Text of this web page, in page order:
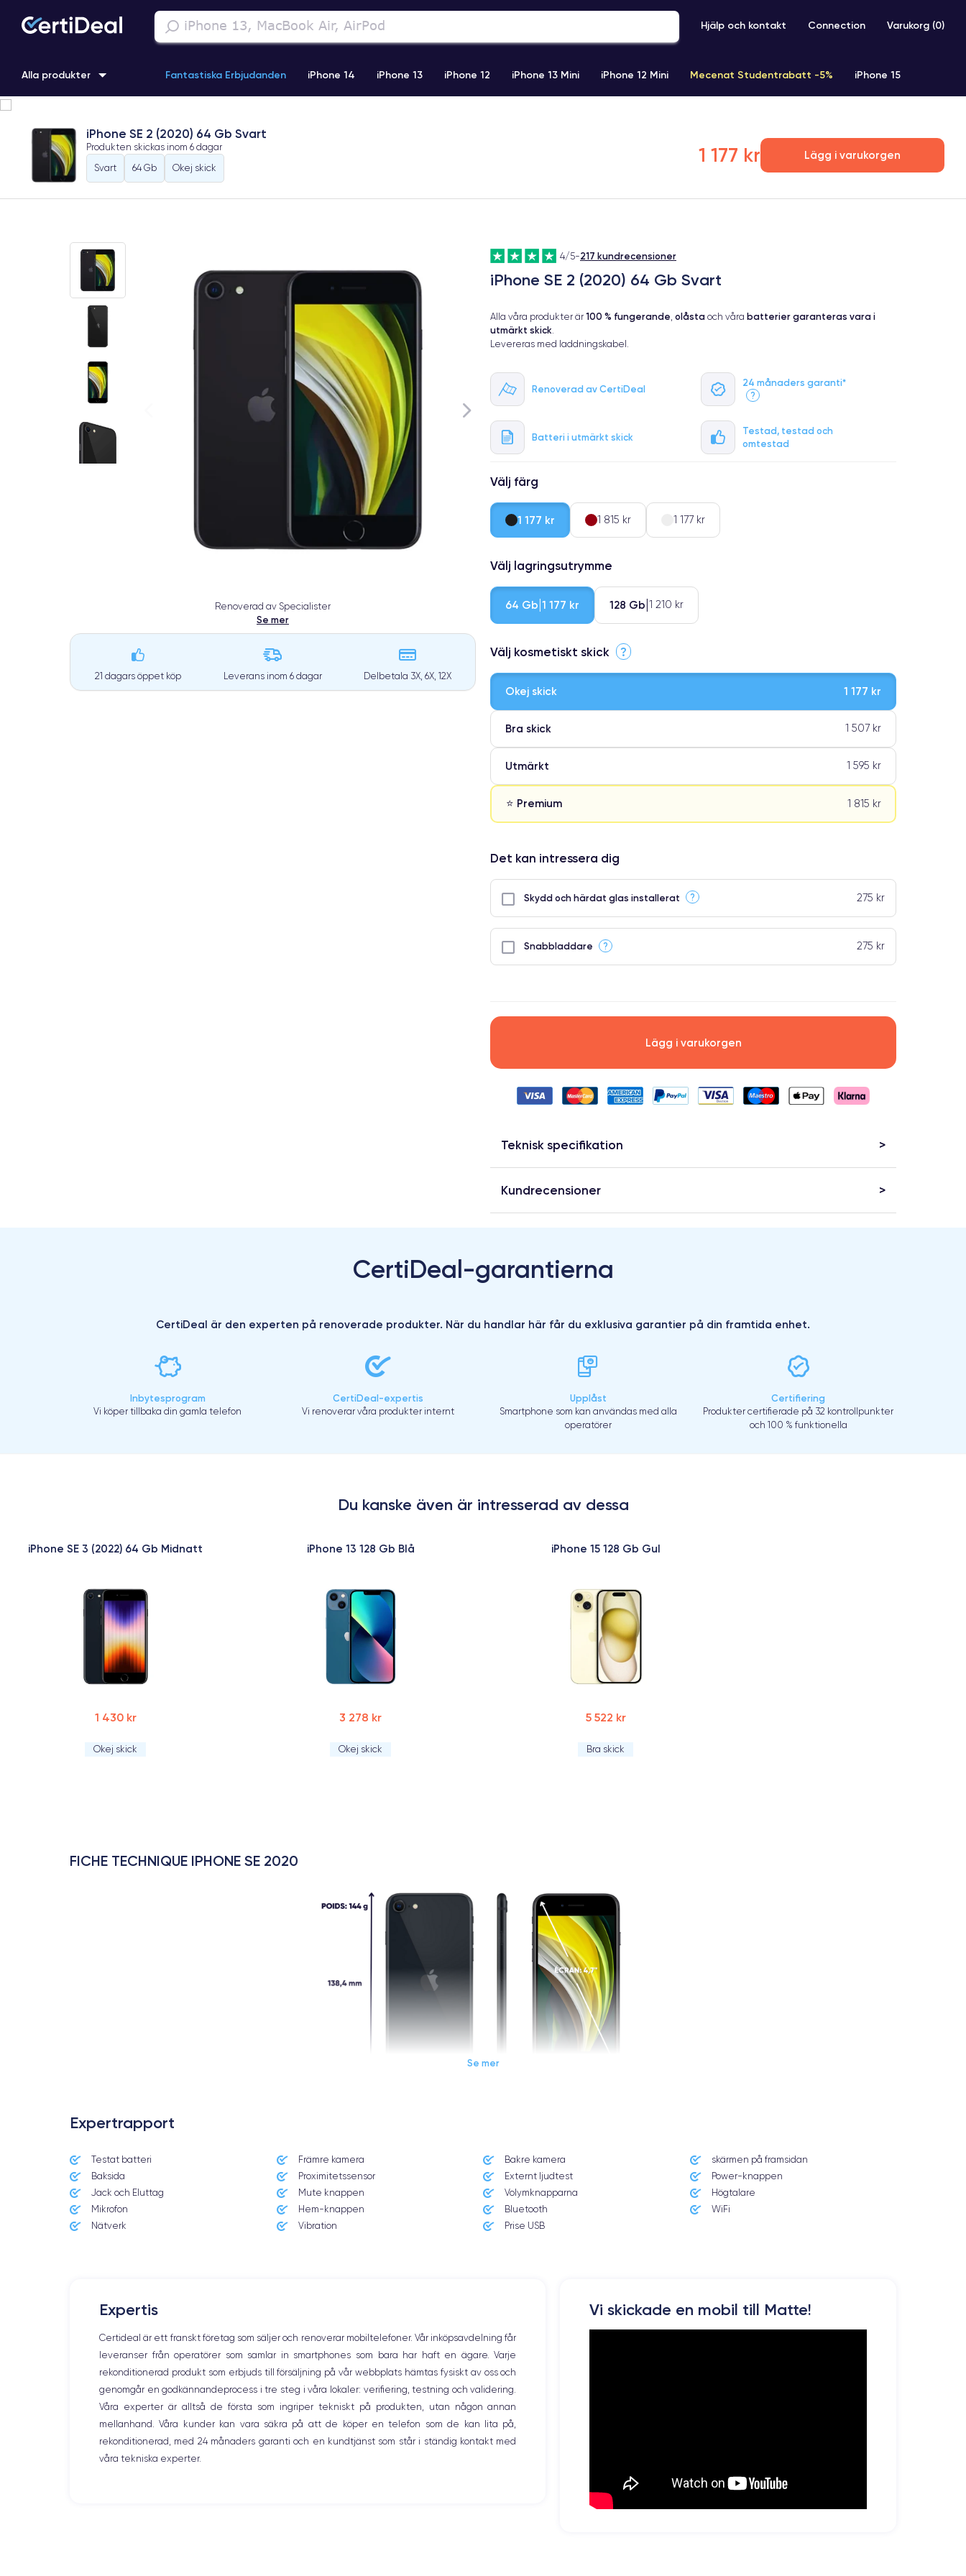
Hjälp och kontakt Connection Varukorg (0)
Alla produkter Fantastiska Erbjudanden iPhone 14 iPhone 13 iPhone 12 iPhone 13 Mini iPhone 12 Mini Mecenat Studentrabatt -5% iPhone 15
iPhone 11 Pro iPhone 15 Pro
iPhone SE 2 (2020) 64 Gb Svart
Produkten skickas inom 6 dagar
Svart
64 Gb Okej skick
1 177 kr Lägg i varukorgen
Renoverad av Specialister
Se mer
21 dagars öppet köp Leverans inom 6 dagar Delbetala 3X, 6X, 12X
4/5-217 kundrecensioner
iPhone SE 2 (2020) 64 Gb Svart
Alla våra produkter är 100 % fungerande olåsta och våra batterier garanteras vara i
utmärkt skick
Levereras med laddningskabel.
Renoverad av CertiDeal
24 månaders garanti*
?
Batteri i utmärkt skick
Testad, testad och
omtestad
Välj färg
1 177 kr 1 815 kr 1 177 kr
Välj lagringsutrymme
64 Gb 1 177 kr 128 Gb 1 210 kr
Välj kosmetiskt skick ?
Okej skick 1 177 kr
Bra skick 1 507 kr
Utmärkt 1 595 kr
⭐ Premium 1 815 kr
⭐ Premium
● Oklanderlig kvalitetsskärm
Det kan intressera dig
Skydd och härdat glas installerat ? 275 kr
Snabbladdare ? 275 kr
Lägg i varukorgen
Teknisk specifikation
Kundrecensioner
CertiDeal-garantierna
CertiDeal är den experten på renoverade produkter. När du handlar här får du exklusiva garantier på din framtida enhet.
Inbytesprogram
Vi köper tillbaka din gamla telefon
CertiDeal-expertis
Vi renoverar våra produkter internt
Upplåst
Smartphone som kan användas med alla
operatörer
Certifiering
Produkter certifierade på 32 kontrollpunkter
och 100 % funktionella
Du kanske även är intresserad av dessa
iPhone SE 3 (2022) 64 Gb Midnatt
1 430 kr
Okej skick
iPhone 13 128 Gb Blå
3 278 kr
Okej skick
iPhone 15 128 Gb Gul
5 522 kr
Bra skick
FICHE TECHNIQUE IPHONE SE 2020
Date de sortie
15/04/2020
Système exploit.
iOS (iOS 16)
Dimensions
138.3×67.3×7.3 mm
Poids
144 g
3 GO
Apple A13 Bionic
Nombre de cœurs
6
Nom GPU
GPU 4 cœurs
Fréq. processeur
2.65 GHz
Caméra Caméra Frontale
Se mer
Expertrapport
Testat batteri Främre kamera Bakre kamera
skärmen på framsidan
Baksida
Proximitetssensor Externt ljudtest
Power-knappen
Jack och Eluttag
Mute knappen Volymknapparna
Högtalare
Mikrofon
Hem-knappen Bluetooth
WiFi
Nätverk
Vibration Prise USB
Expertis
Certideal är ett franskt företag som säljer och renoverar mobiltelefoner. Vår inköpsavdelning får
leveranser från operatörer som samlar in smartphones som bara har haft en ägare. Varje
rekonditionerad produkt som erbjuds till försäljning på vår webbplats hämtas fysiskt av oss och
genomgår en godkännandeprocess i tre steg i våra lokaler: verifiering, testning och validering.
Våra experter är alltså de första som ingriper tekniskt på produkten, utan någon annan
mellanhand. Våra kunder kan vara säkra på att de köper en telefon som de kan lita på,
rekonditionerad, med 24 månaders garanti och en kundtjänst som står i ständig kontakt med
våra tekniska experter.
Vi skickade en mobil till Matte!